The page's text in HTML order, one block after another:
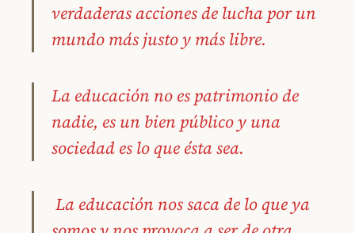
verdaderas acciones de lucha por un
mundo más justo y más libre.
La educación no es patrimonio de
nadie, es un bien público y una
sociedad es lo que ésta sea.
La educación nos saca de lo que ya